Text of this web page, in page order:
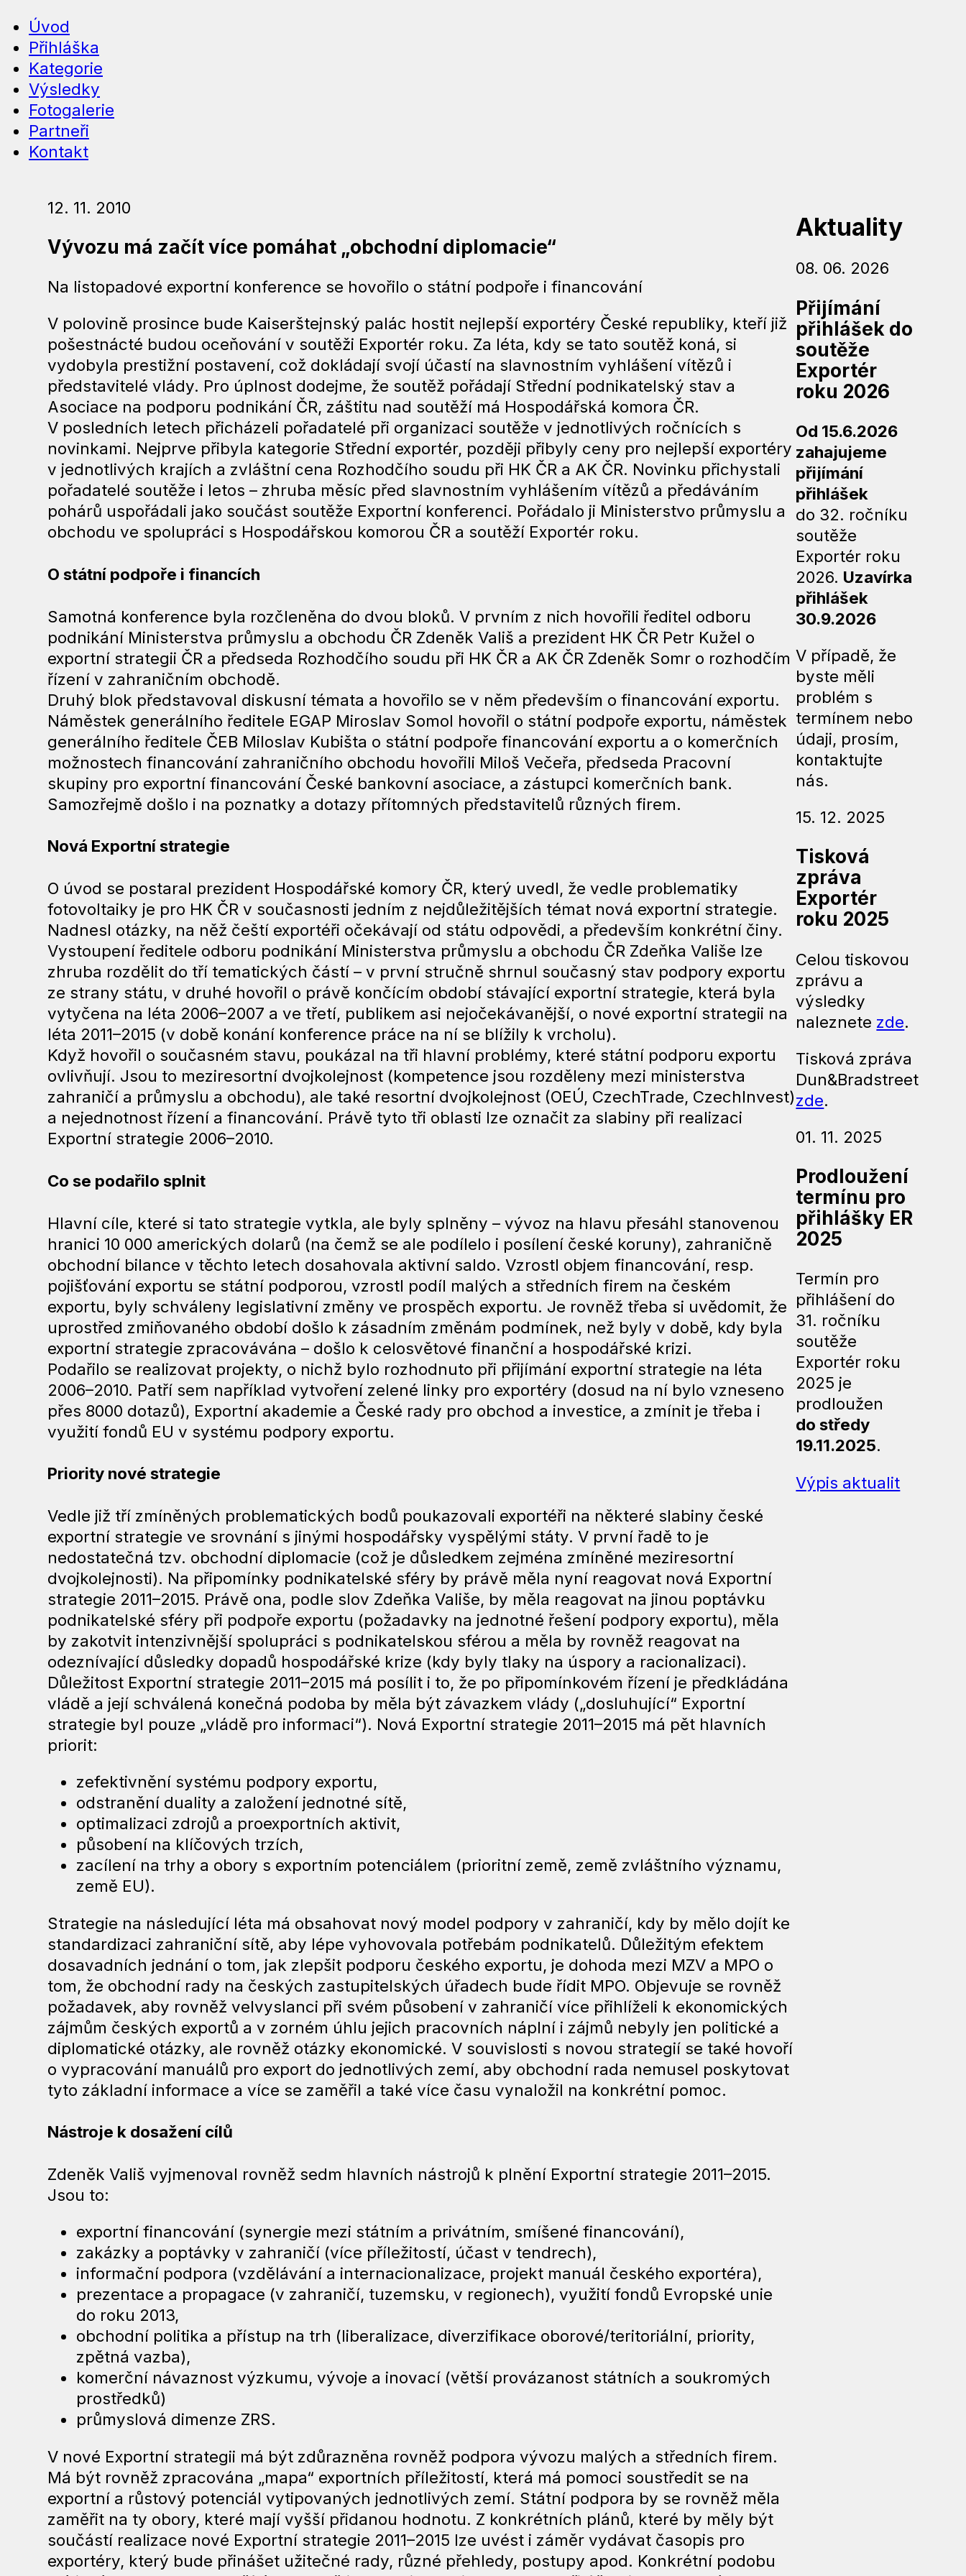
Úvod
Přihláška
Kategorie
Výsledky
Fotogalerie
Partneři
Kontakt
12. 11. 2010
Vývozu má začít více pomáhat „obchodní diplomacie“
Na listopadové exportní konference se hovořilo o státní podpoře i financování
V polovině prosince bude Kaiserštejnský palác hostit nejlepší exportéry České republiky, kteří již
pošestnácté budou oceňování v soutěži Exportér roku. Za léta, kdy se tato soutěž koná, si
vydobyla prestižní postavení, což dokládají svojí účastí na slavnostním vyhlášení vítězů i
představitelé vlády. Pro úplnost dodejme, že soutěž pořádají Střední podnikatelský stav a
Asociace na podporu podnikání ČR, záštitu nad soutěží má Hospodářská komora ČR.
V posledních letech přicházeli pořadatelé při organizaci soutěže v jednotlivých ročnících s
novinkami. Nejprve přibyla kategorie Střední exportér, později přibyly ceny pro nejlepší exportéry
v jednotlivých krajích a zvláštní cena Rozhodčího soudu při HK ČR a AK ČR. Novinku přichystali
pořadatelé soutěže i letos – zhruba měsíc před slavnostním vyhlášením vítězů a předáváním
pohárů uspořádali jako součást soutěže Exportní konferenci. Pořádalo ji Ministerstvo průmyslu a
obchodu ve spolupráci s Hospodářskou komorou ČR a soutěží Exportér roku.
O státní podpoře i financích
Samotná konference byla rozčleněna do dvou bloků. V prvním z nich hovořili ředitel odboru
podnikání Ministerstva průmyslu a obchodu ČR Zdeněk Vališ a prezident HK ČR Petr Kužel o
exportní strategii ČR a předseda Rozhodčího soudu při HK ČR a AK ČR Zdeněk Somr o rozhodčím
řízení v zahraničním obchodě.
Druhý blok představoval diskusní témata a hovořilo se v něm především o financování exportu.
Náměstek generálního ředitele EGAP Miroslav Somol hovořil o státní podpoře exportu, náměstek
generálního ředitele ČEB Miloslav Kubišta o státní podpoře financování exportu a o komerčních
možnostech financování zahraničního obchodu hovořili Miloš Večeřa, předseda Pracovní
skupiny pro exportní financování České bankovní asociace, a zástupci komerčních bank.
Samozřejmě došlo i na poznatky a dotazy přítomných představitelů různých firem.
Nová Exportní strategie
O úvod se postaral prezident Hospodářské komory ČR, který uvedl, že vedle problematiky
fotovoltaiky je pro HK ČR v současnosti jedním z nejdůležitějších témat nová exportní strategie.
Nadnesl otázky, na něž čeští exportéři očekávají od státu odpovědi, a především konkrétní činy.
Vystoupení ředitele odboru podnikání Ministerstva průmyslu a obchodu ČR Zdeňka Vališe lze
zhruba rozdělit do tří tematických částí – v první stručně shrnul současný stav podpory exportu
ze strany státu, v druhé hovořil o právě končícím období stávající exportní strategie, která byla
vytyčena na léta 2006–2007 a ve třetí, publikem asi nejočekávanější, o nové exportní strategii na
léta 2011–2015 (v době konání konference práce na ní se blížily k vrcholu).
Když hovořil o současném stavu, poukázal na tři hlavní problémy, které státní podporu exportu
ovlivňují. Jsou to meziresortní dvojkolejnost (kompetence jsou rozděleny mezi ministerstva
zahraničí a průmyslu a obchodu), ale také resortní dvojkolejnost (OEÚ, CzechTrade, CzechInvest)
a nejednotnost řízení a financování. Právě tyto tři oblasti lze označit za slabiny při realizaci
Exportní strategie 2006–2010.
Co se podařilo splnit
Hlavní cíle, které si tato strategie vytkla, ale byly splněny – vývoz na hlavu přesáhl stanovenou
hranici 10 000 amerických dolarů (na čemž se ale podílelo i posílení české koruny), zahraničně
obchodní bilance v těchto letech dosahovala aktivní saldo. Vzrostl objem financování, resp.
pojišťování exportu se státní podporou, vzrostl podíl malých a středních firem na českém
exportu, byly schváleny legislativní změny ve prospěch exportu. Je rovněž třeba si uvědomit, že
uprostřed zmiňovaného období došlo k zásadním změnám podmínek, než byly v době, kdy byla
exportní strategie zpracovávána – došlo k celosvětové finanční a hospodářské krizi.
Podařilo se realizovat projekty, o nichž bylo rozhodnuto při přijímání exportní strategie na léta
2006–2010. Patří sem například vytvoření zelené linky pro exportéry (dosud na ní bylo vzneseno
přes 8000 dotazů), Exportní akademie a České rady pro obchod a investice, a zmínit je třeba i
využití fondů EU v systému podpory exportu.
Priority nové strategie
Vedle již tří zmíněných problematických bodů poukazovali exportéři na některé slabiny české
exportní strategie ve srovnání s jinými hospodářsky vyspělými státy. V první řadě to je
nedostatečná tzv. obchodní diplomacie (což je důsledkem zejména zmíněné meziresortní
dvojkolejnosti). Na připomínky podnikatelské sféry by právě měla nyní reagovat nová Exportní
strategie 2011–2015. Právě ona, podle slov Zdeňka Vališe, by měla reagovat na jinou poptávku
podnikatelské sféry při podpoře exportu (požadavky na jednotné řešení podpory exportu), měla
by zakotvit intenzivnější spolupráci s podnikatelskou sférou a měla by rovněž reagovat na
odeznívající důsledky dopadů hospodářské krize (kdy byly tlaky na úspory a racionalizaci).
Důležitost Exportní strategie 2011–2015 má posílit i to, že po připomínkovém řízení je předkládána
vládě a její schválená konečná podoba by měla být závazkem vlády („dosluhující“ Exportní
strategie byl pouze „vládě pro informaci“). Nová Exportní strategie 2011–2015 má pět hlavních
priorit:
zefektivnění systému podpory exportu,
odstranění duality a založení jednotné sítě,
optimalizaci zdrojů a proexportních aktivit,
působení na klíčových trzích,
zacílení na trhy a obory s exportním potenciálem (prioritní země, země zvláštního významu,
země EU).
Strategie na následující léta má obsahovat nový model podpory v zahraničí, kdy by mělo dojít ke
standardizaci zahraniční sítě, aby lépe vyhovovala potřebám podnikatelů. Důležitým efektem
dosavadních jednání o tom, jak zlepšit podporu českého exportu, je dohoda mezi MZV a MPO o
tom, že obchodní rady na českých zastupitelských úřadech bude řídit MPO. Objevuje se rovněž
požadavek, aby rovněž velvyslanci při svém působení v zahraničí více přihlíželi k ekonomických
zájmům českých exportů a v zorném úhlu jejich pracovních náplní i zájmů nebyly jen politické a
diplomatické otázky, ale rovněž otázky ekonomické. V souvislosti s novou strategií se také hovoří
o vypracování manuálů pro export do jednotlivých zemí, aby obchodní rada nemusel poskytovat
tyto základní informace a více se zaměřil a také více času vynaložil na konkrétní pomoc.
Nástroje k dosažení cílů
Zdeněk Vališ vyjmenoval rovněž sedm hlavních nástrojů k plnění Exportní strategie 2011–2015.
Jsou to:
exportní financování (synergie mezi státním a privátním, smíšené financování),
zakázky a poptávky v zahraničí (více příležitostí, účast v tendrech),
informační podpora (vzdělávání a internacionalizace, projekt manuál českého exportéra),
prezentace a propagace (v zahraničí, tuzemsku, v regionech), využití fondů Evropské unie
do roku 2013,
obchodní politika a přístup na trh (liberalizace, diverzifikace oborové/teritoriální, priority,
zpětná vazba),
komerční návaznost výzkumu, vývoje a inovací (větší provázanost státních a soukromých
prostředků)
průmyslová dimenze ZRS.
V nové Exportní strategii má být zdůrazněna rovněž podpora vývozu malých a středních firem.
Má být rovněž zpracována „mapa“ exportních příležitostí, která má pomoci soustředit se na
exportní a růstový potenciál vytipovaných jednotlivých zemí. Státní podpora by se rovněž měla
zaměřit na ty obory, které mají vyšší přidanou hodnotu. Z konkrétních plánů, které by měly být
součástí realizace nové Exportní strategie 2011–2015 lze uvést i záměr vydávat časopis pro
exportéry, který bude přinášet užitečné rady, různé přehledy, postupy apod. Konkrétní podobu
Aktuality
08. 06. 2026
Přijímání
přihlášek do
soutěže
Exportér
roku 2026
Od 15.6.2026
zahajujeme
přijímání
přihlášek
do 32. ročníku
soutěže
Exportér roku
2026. Uzavírka
přihlášek
30.9.2026
V případě, že
byste měli
problém s
termínem nebo
údaji, prosím,
kontaktujte
nás.
15. 12. 2025
Tisková
zpráva
Exportér
roku 2025
Celou tiskovou
zprávu a
výsledky
naleznete zde.
Tisková zpráva
Dun&Bradstreet
zde.
01. 11. 2025
Prodloužení
termínu pro
přihlášky ER
2025
Termín pro
přihlášení do
31. ročníku
soutěže
Exportér roku
2025 je
prodloužen
do středy
19.11.2025.
Výpis aktualit